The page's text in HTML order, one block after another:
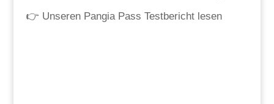
👉 Unseren Pangia Pass Testbericht lesen